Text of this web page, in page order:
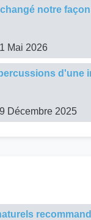
notre
Mai 2026
d'une
Décembre 2025